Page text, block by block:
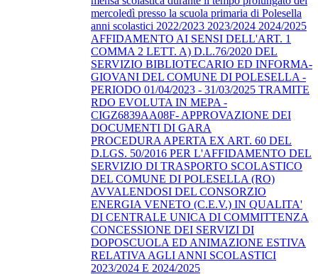
mercoledì presso la scuola primaria di Polesella
anni scolastici 2022/2023 2023/2024 2024/2025
AFFIDAMENTO AI SENSI DELL'ART. 1
COMMA 2 LETT. A) D.L.76/2020 DEL
SERVIZIO BIBLIOTECARIO ED INFORMA-
GIOVANI DEL COMUNE DI POLESELLA -
PERIODO 01/04/2023 - 31/03/2025 TRAMITE
RDO EVOLUTA IN MEPA -
CIGZ6839AA08F- APPROVAZIONE DEI
DOCUMENTI DI GARA
PROCEDURA APERTA EX ART. 60 DEL
D.LGS. 50/2016 PER L'AFFIDAMENTO DEL
SERVIZIO DI TRASPORTO SCOLASTICO
DEL COMUNE DI POLESELLA (RO)
AVVALENDOSI DEL CONSORZIO
ENERGIA VENETO (C.E.V.) IN QUALITA'
DI CENTRALE UNICA DI COMMITTENZA
CONCESSIONE DEI SERVIZI DI
DOPOSCUOLA ED ANIMAZIONE ESTIVA
RELATIVA AGLI ANNI SCOLASTICI
2023/2024 E 2024/2025